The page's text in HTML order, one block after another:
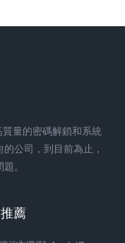
量的密碼解鎖和系統
公司，到目前為止，
。
薦